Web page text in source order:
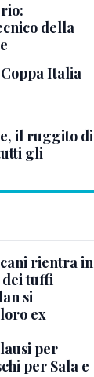
della
Italia
il ruggito di
gli
rientra in
tuffi
si
ex
per
per Sala e